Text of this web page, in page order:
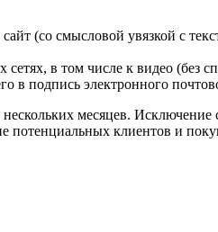
(со смысловой увязкой с
в том числе к видео (без
в подпись электронного
месяцев. Исключение
потенциальных клиентов и